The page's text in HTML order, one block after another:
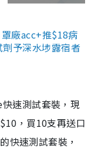
廠acc+推$18病
予深水埗露宿者
速測試套裝，現
，買10支再送口
快速測試套裝，